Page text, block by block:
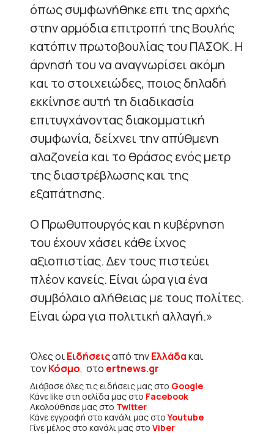
όπως συμφωνήθηκε επι της αρχής
στην αρμόδια επιτροπή της Βουλής
κατόπιν πρωτοβουλίας του ΠΑΣΟΚ. Η
άρνησή του να αναγνωρίσει ακόμη
και το στοιχειώδες, ποιος δηλαδή
εκκίνησε αυτή τη διαδικασία
επιτυγχάνοντας διακομματική
συμφωνία, δείχνει την απύθμενη
αλαζονεία και το θράσος ενός μετρ
της διαστρέβλωσης και της
εξαπάτησης.
Ο Πρωθυπουργός και η κυβέρνηση
του έχουν χάσει κάθε ίχνος
αξιοπιστίας. Δεν τους πιστεύει
πλέον κανείς. Είναι ώρα για ένα
συμβόλαιο αλήθειας με τους πολίτες.
Είναι ώρα για πολιτική αλλαγή.»
Όλες οιΕιδήσειςαπό τηνΕλλάδακαι
τονΚόσμο, στο ertnews.gr
Διάβασε όλες τις ειδήσεις μας στο Google
Κάνε like στη σελίδα μας στο Facebook
Ακολούθησε μας στο Twitter
Κάνε εγγραφή στο κανάλι μας στοYoutube
Γίνε μέλος στο κανάλι μας στο Viber